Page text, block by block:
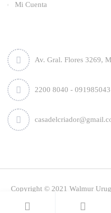
Mi Cuenta
Av. Gral. Flores 3269,
2200 8040 - 091985043
Copyright © 2021 Walmur
Sebastian Carbonell
-